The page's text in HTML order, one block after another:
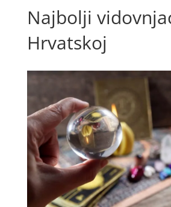
Najbolji
Hrvatskoj